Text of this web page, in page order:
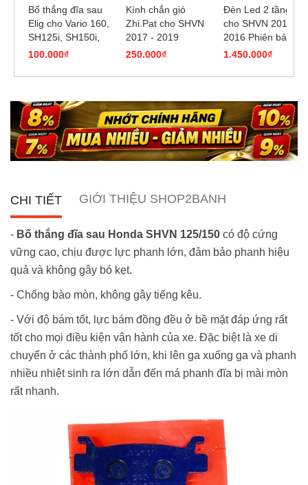
Bố thắng đĩa sau
Elig cho Vario 160,
SH125i, SH150i,
SH300i, SH350i
100.000₫
Kính chắn gió
Zhi.Pat cho SHVN
2017 - 2019
250.000₫
Đèn Led 2 tầng
cho SHVN 2012 -
2016 Phiên bản
Sportline chính
1.450.000₫
CHI TIẾT GIỚI THIỆU SHOP2BANH
- Bố thắng đĩa sau Honda SHVN 125/150 có độ cứng
vững cao, chịu được lực phanh lớn, đảm bảo phanh hiệu
quả và không gây bó kẹt.
- Chống bào mòn, không gây tiếng kêu.
- Với độ bám tốt, lực bám đồng đều ở bề mặt đáp ứng rất
tốt cho mọi điều kiện vận hành của xe. Đặc biệt là xe di
chuyển ở các thành phố lớn, khi lên ga xuống ga và phanh
nhiều nhiệt sinh ra lớn dẫn đến má phanh đĩa bị mài mòn
rất nhanh.